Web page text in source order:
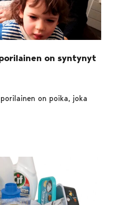
on syntynyt
on poika, joka